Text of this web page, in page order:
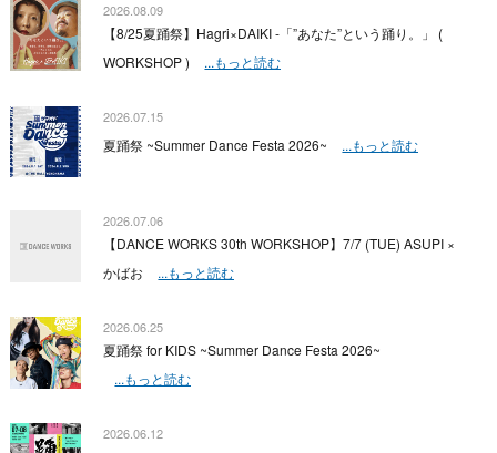
2026.08.09
【8/25夏踊祭】Hagri×DAIKI -「”あなた”という踊り。」 (
WORKSHOP )
...もっと読む
2026.07.15
夏踊祭 ~Summer Dance Festa 2026~ ...もっと読む
2026.07.06
【DANCE WORKS 30th WORKSHOP】7/7 (TUE) ASUPI ×
かばお
...もっと読む
2026.06.25
夏踊祭 for KIDS ~Summer Dance Festa 2026~
...もっと読む
2026.06.12